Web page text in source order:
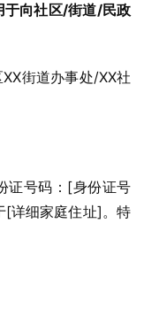
于向社区/街道/民政
街道办事处/XX社
证号码：[身份证号
[详细家庭住址]。特